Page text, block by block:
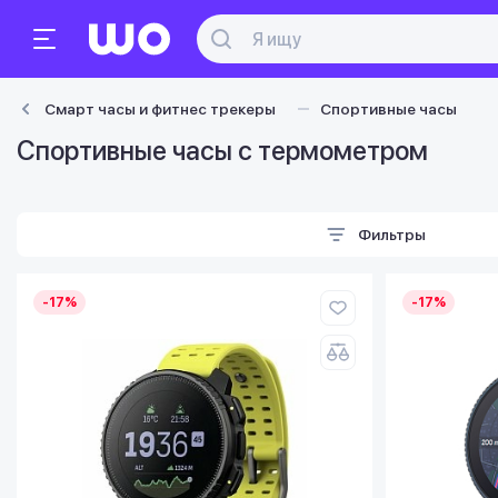
Смарт часы и фитнес трекеры Спортивные часы
Спортивные часы с термометром
Фильтры
-17% -17%